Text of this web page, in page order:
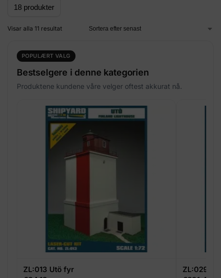
Visar alla 11 resultat
POPULÆRT VALG
Bestselgere i denne kategorien
Produktene kundene våre velger oftest akkurat nå.
ZL:013 Utö fyr
ZL:029